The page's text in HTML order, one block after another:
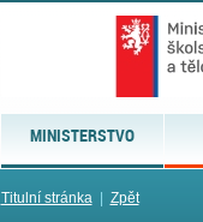
MINISTERSTVO
Titulní stránka| Zpět